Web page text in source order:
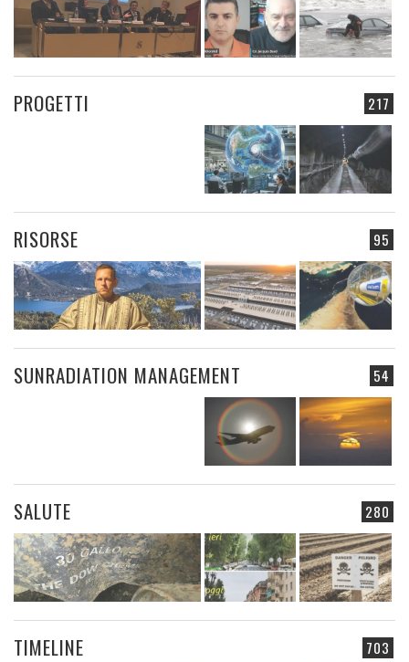
217
PROGETTI
95
RISORSE
54
SUNRADIATION MANAGEMENT
280
SALUTE
703
TIMELINE